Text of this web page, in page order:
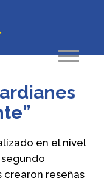
en el nivel
reseñas